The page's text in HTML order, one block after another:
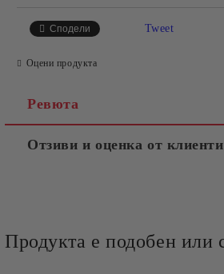
Сподели Tweet
Оцени продукта
Ревюта
Отзиви и оценка от клиенти